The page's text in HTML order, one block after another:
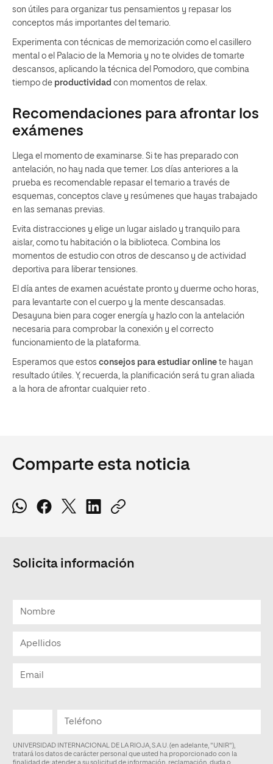
son útiles para organizar tus pensamientos y repasar los
conceptos más importantes del temario.
Experimenta con técnicas de memorización como el casillero
mental o el Palacio de la Memoria y no te olvides de tomarte
descansos, aplicando la técnica del Pomodoro, que combina
tiempo de productividad con momentos de relax.
Recomendaciones para afrontar los
exámenes
Llega el momento de examinarse. Si te has preparado con
antelación, no hay nada que temer. Los días anteriores a la
prueba es recomendable repasar el temario a través de
esquemas, conceptos clave y resúmenes que hayas trabajado
en las semanas previas.
Evita distracciones y elige un lugar aislado y tranquilo para
aislar, como tu habitación o la biblioteca. Combina los
momentos de estudio con otros de descanso y de actividad
deportiva para liberar tensiones.
El día antes de examen acuéstate pronto y duerme ocho horas,
para levantarte con el cuerpo y la mente descansadas.
Desayuna bien para coger energía y hazlo con la antelación
necesaria para comprobar la conexión y el correcto
funcionamiento de la plataforma.
Esperamos que estos consejos para estudiar online te hayan
resultado útiles. Y, recuerda, la planificación será tu gran aliada
a la hora de afrontar cualquier reto .
Comparte esta noticia
Solicita información